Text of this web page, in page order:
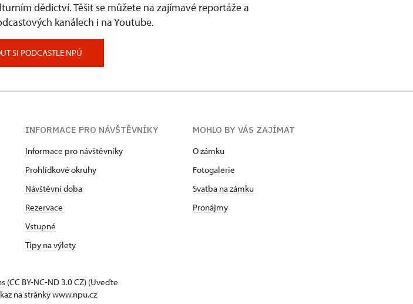
dědictví. Těšit se můžete na zajímavé reportáže a
kanálech i na Youtube.
SI PODCASTLE NPÚ
INFORMACE PRO NÁVŠTĚVNÍKY
Informace pro návštěvníky
Prohlídkové okruhy
Návštěvní doba
Rezervace
Vstupné
Tipy na výlety
MOHLO BY VÁS ZAJÍMAT
O zámku
Fotogalerie
Svatba na zámku
Pronájmy
(CC BY-NC-ND 3.0 CZ) (Uveďte
na stránky www.npu.cz